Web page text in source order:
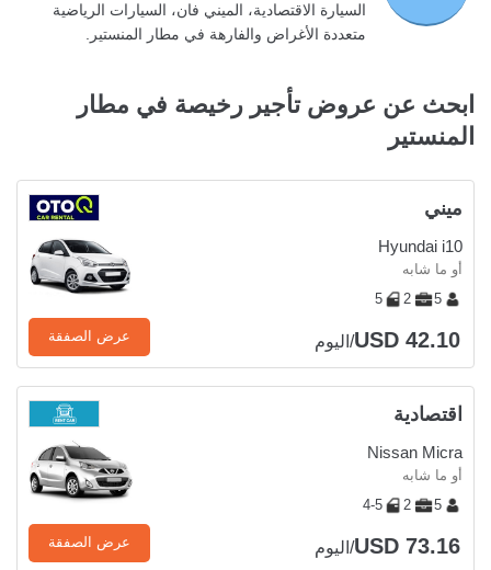
السيارة الاقتصادية، الميني فان، السيارات الرياضية
متعددة الأغراض والفارهة في مطار المنستير.
ابحث عن عروض تأجير رخيصة في مطار
المنستير
ميني
Hyundai i10
أو ما شابه
5
2
5
USD 42.10/اليوم عرض الصفقة
اقتصادية
Nissan Micra
أو ما شابه
5
2
4-5
USD 73.16/اليوم عرض الصفقة